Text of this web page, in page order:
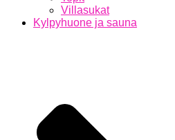
Villasukat
Kylpyhuone ja sauna